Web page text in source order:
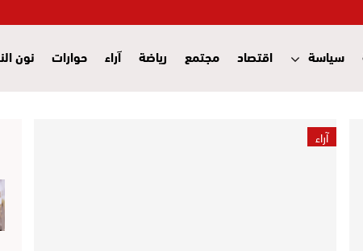
سياسة اقتصاد مجتمع رياضة آراء حوارات نون
آراء